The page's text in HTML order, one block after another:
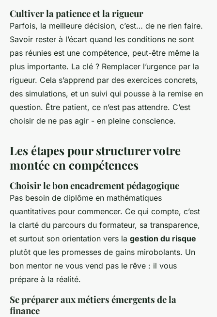
Cultiver la patience et la rigueur
Parfois, la meilleure décision, c’est… de ne rien faire.
Savoir rester à l’écart quand les conditions ne sont
pas réunies est une compétence, peut-être même la
plus importante. La clé ? Remplacer l’urgence par la
rigueur. Cela s’apprend par des exercices concrets,
des simulations, et un suivi qui pousse à la remise en
question. Être patient, ce n’est pas attendre. C’est
choisir de ne pas agir - en pleine conscience.
Les étapes pour structurer votre
montée en compétences
Choisir le bon encadrement pédagogique
Pas besoin de diplôme en mathématiques
quantitatives pour commencer. Ce qui compte, c’est
la clarté du parcours du formateur, sa transparence,
et surtout son orientation vers la gestion du risque
plutôt que les promesses de gains mirobolants. Un
bon mentor ne vous vend pas le rêve : il vous
prépare à la réalité.
Se préparer aux métiers émergents de la
finance